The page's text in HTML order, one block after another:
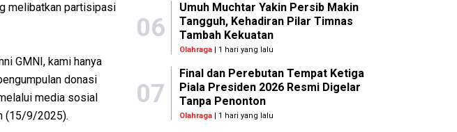
melibatkan partisipasi
GMNI, kami hanya
donasi
media sosial
(15/9/2025).
06
Umuh Muchtar Yakin Persib Makin
Tangguh, Kehadiran Pilar Timnas
Tambah Kekuatan
Olahraga | 1 hari yang lalu
07
Final dan Perebutan Tempat Ketiga
Piala Presiden 2026 Resmi Digelar
Tanpa Penonton
Olahraga | 1 hari yang lalu